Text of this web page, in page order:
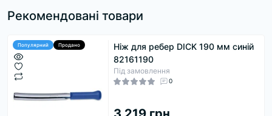
Рекомендовані товари
Популярний Продано
Ніж для ребер DICK 190 мм синій
82161190
Під замовлення
0